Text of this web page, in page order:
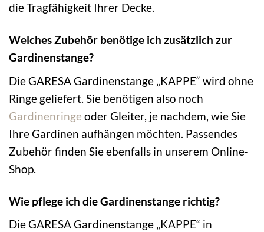
die Tragfähigkeit Ihrer Decke.
Welches Zubehör benötige ich zusätzlich zur
Gardinenstange?
Die GARESA Gardinenstange „KAPPE“ wird ohne
Ringe geliefert. Sie benötigen also noch
Gardinenringe oder Gleiter, je nachdem, wie Sie
Ihre Gardinen aufhängen möchten. Passendes
Zubehör finden Sie ebenfalls in unserem Online-
Shop.
Wie pflege ich die Gardinenstange richtig?
Die GARESA Gardinenstange „KAPPE“ in